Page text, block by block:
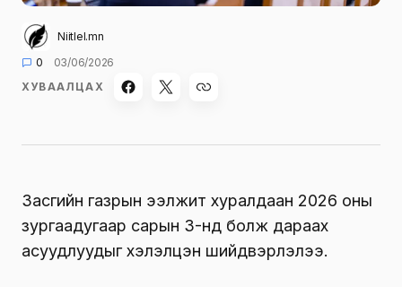
Niitlel.mn
0
03/06/2026
ХУВААЛЦАХ
Засгийн газрын ээлжит хуралдаан 2026 оны
зургаадугаар сарын 3-нд болж дараах
асуудлуудыг хэлэлцэн шийдвэрлэлээ.